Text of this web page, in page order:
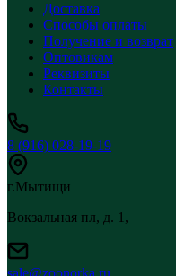
Доставка
Способы оплаты
Получение и возврат
Оптовикам
Реквизиты
Контакты
8 (916) 028-19-19
г.Мытищи
Вокзальная пл, д. 1,